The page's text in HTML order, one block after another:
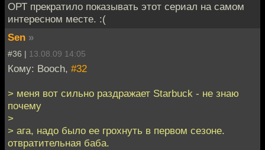
ОРТ прекратило показывать этот сериал на самом
интересном месте. :(
Sen »
#36 | 13.08.09 14:05
Кому: Booch, #32
> меня вот сильно раздражает Starbuck - не знаю
почему
>
> ага, надо было ее грохнуть в первом сезоне.
отвратительная баба.